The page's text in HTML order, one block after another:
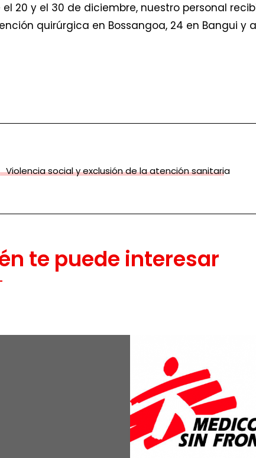
el 20 y el 30 de diciembre, nuestro personal
quirúrgica en Bossangoa, 24 en Bangui y
Violencia social y exclusión de la atención sanitaria
te puede interesar